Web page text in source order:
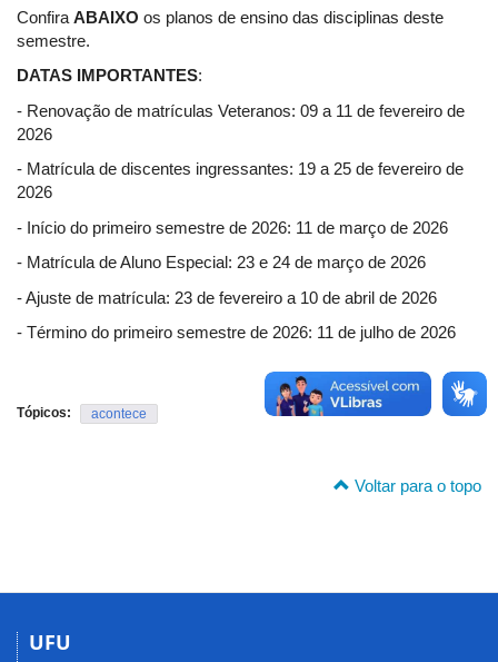
Confira ABAIXO os planos de ensino das disciplinas deste
semestre.
DATAS IMPORTANTES:
- Renovação de matrículas Veteranos: 09 a 11 de fevereiro de
2026
- Matrícula de discentes ingressantes: 19 a 25 de fevereiro de
2026
- Início do primeiro semestre de 2026: 11 de março de 2026
- Matrícula de Aluno Especial: 23 e 24 de março de 2026
- Ajuste de matrícula: 23 de fevereiro a 10 de abril de 2026
- Término do primeiro semestre de 2026: 11 de julho de 2026
Tópicos: acontece
Voltar para o topo
UFU